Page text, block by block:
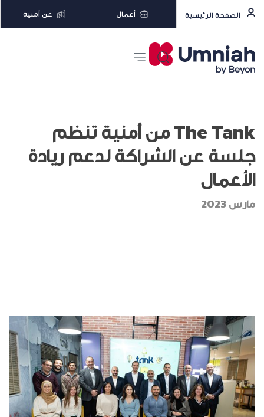
الصفحة الرئيسية أعمال عن أمنية
The Tank من أمنية تنظم
جلسة عن الشراكة لدعم ريادة
الأعمال
مارس 2023